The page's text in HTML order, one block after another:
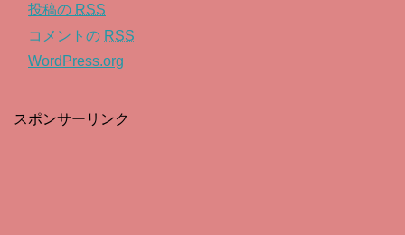
投稿の RSS
コメントの RSS
WordPress.org
スポンサーリンク